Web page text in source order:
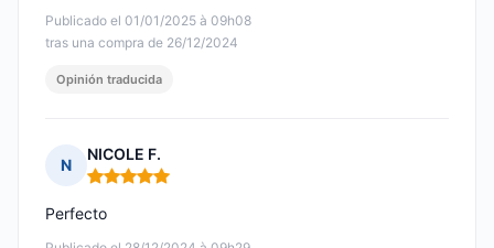
Publicado el 01/01/2025 à 09h08
tras una compra de 26/12/2024
Opinión traducida
N
NICOLE F.
Nota: 5 de 5
Perfecto